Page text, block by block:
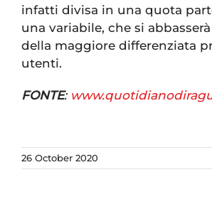
infatti divisa in una quota
una variabile, che si
della maggiore differenziata
utenti.
FONTE:
26 October 2020